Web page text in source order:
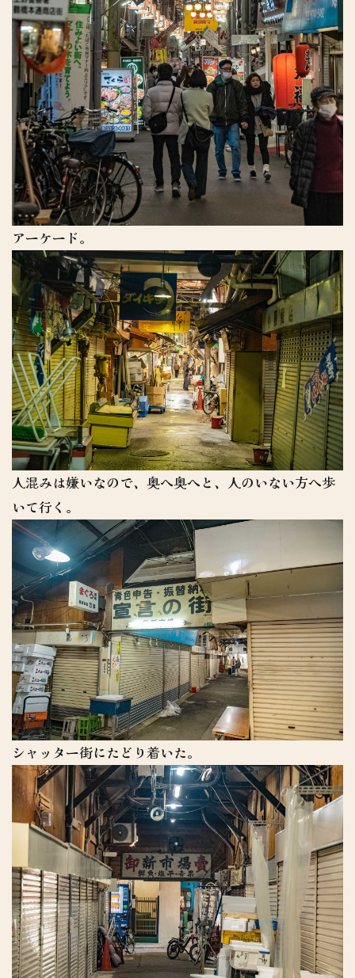
アーケード。
人混みは嫌いなので、奥へ奥へと、人のいない方へ歩
いて行く。
シャッター街にたどり着いた。